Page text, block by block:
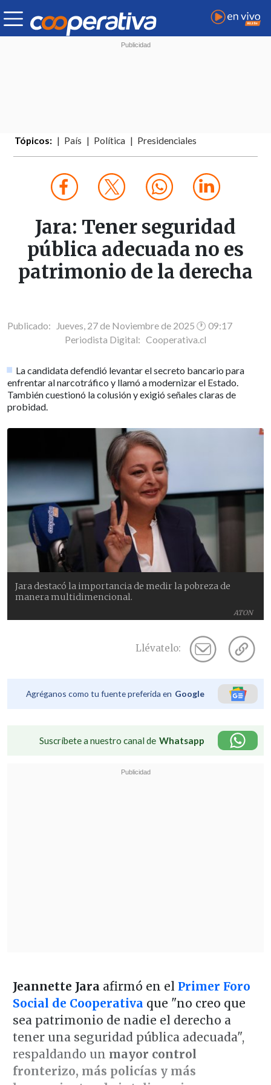
Tópicos: País Política Presidenciales
Jara: Tener seguridad
pública adecuada no es
patrimonio de la derecha
Publicado: Jueves, 27 de Noviembre de 2025 🕐 09:17
Periodista Digital: Cooperativa.cl
La candidata defendió levantar el secreto bancario para
enfrentar al narcotráfico y llamó a modernizar el Estado.
También cuestionó la colusión y exigió señales claras de
probidad.
ATON
Jara destacó la importancia de medir la pobreza de
manera multidimencional.
Llévatelo:
Agréganos como tu fuente preferida en Google
Suscríbete a nuestro canal de Whatsapp
Jeannette Jara afirmó en el Primer Foro
Social de Cooperativa que "no creo que
sea patrimonio de nadie el derecho a
tener una seguridad pública adecuada",
respaldando un mayor control
fronterizo, más policías y más